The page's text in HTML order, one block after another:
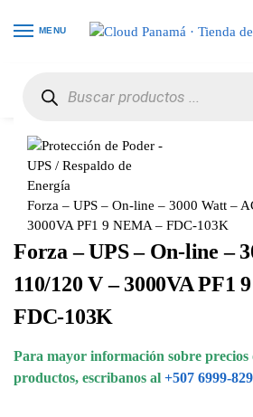
MENU
Forza – UPS – On-line – 3000 Watt –
3000VA PF1 9 NEMA – FDC-103K
Forza – UPS – On-line –
110/120 V – 3000VA PF1
FDC-103K
Para mayor información sobre
productos, escribanos al +507 6999-